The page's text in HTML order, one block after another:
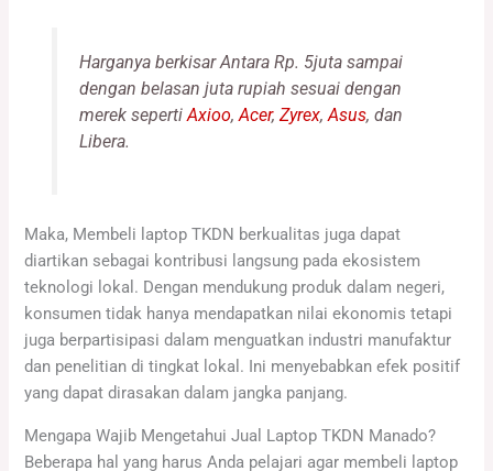
Harganya berkisar Antara Rp. 5juta sampai
dengan belasan juta rupiah sesuai dengan
merek sepertiAxioo,Acer, Zyrex,Asus, dan
Libera.
Maka, Membeli laptop TKDN berkualitas juga dapat
diartikan sebagai kontribusi langsung pada ekosistem
teknologi lokal. Dengan mendukung produk dalam negeri,
konsumen tidak hanya mendapatkan nilai ekonomis tetapi
juga berpartisipasi dalam menguatkan industri manufaktur
dan penelitian di tingkat lokal. Ini menyebabkan efek positif
yang dapat dirasakan dalam jangka panjang.
Mengapa Wajib Mengetahui Jual Laptop TKDN Manado?
Beberapa hal yang harus Anda pelajari agar membeli laptop